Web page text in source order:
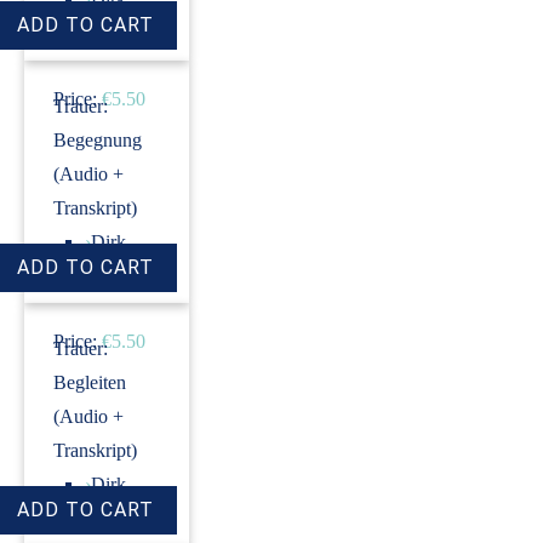
Revenstorf
Price: €5.50
Trauer:
Begegnung
(Audio +
Transkript)
›Dirk
Revenstorf
Price: €5.50
Trauer:
Begleiten
(Audio +
Transkript)
›Dirk
Revenstorf